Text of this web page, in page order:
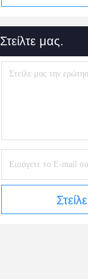
Στείλτε μας.
Στείλε